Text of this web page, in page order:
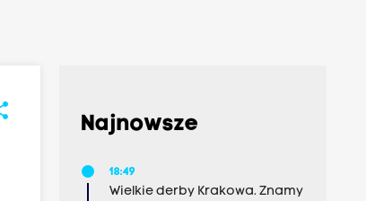
Najnowsze
18:49
Wielkie derby Krakowa. Znamy